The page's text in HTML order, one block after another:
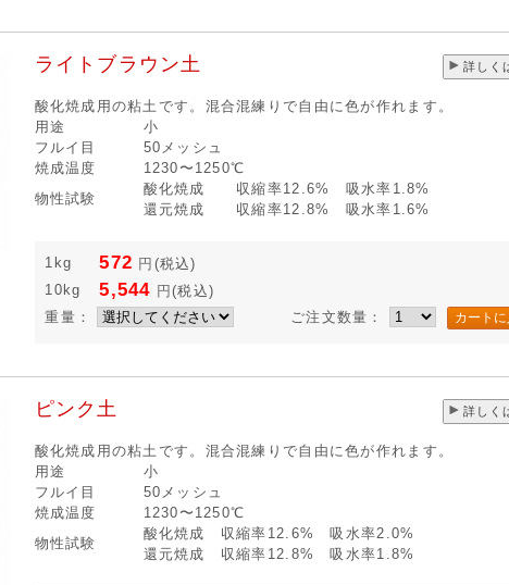
ライトブラウン土 詳しく
酸化焼成用の粘土です。混合混練りで自由に色が作れます。
用途
小
フルイ目
50メッシュ
焼成温度
1230〜1250℃
物性試験
酸化焼成 収縮率12.6% 吸水率1.8%
還元焼成 収縮率12.8% 吸水率1.6%
1kg 572 円 (税込)
10kg
5,544 円(税込)
重量：
ご注文数量：
ピンク土 詳しく
酸化焼成用の粘土です。混合混練りで自由に色が作れます。
用途
小
フルイ目
50メッシュ
焼成温度
1230〜1250℃
物性試験
酸化焼成 収縮率12.6% 吸水率2.0%
還元焼成 収縮率12.8% 吸水率1.8%